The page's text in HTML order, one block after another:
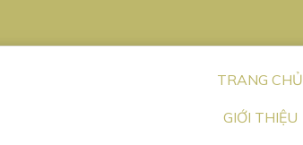
TRANG CHỦ
GIỚI THIỆU